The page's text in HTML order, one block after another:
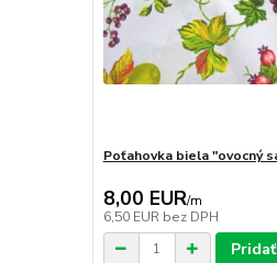
Poťahovka biela "ovocný
8,00 EUR/m
6,50 EUR bez DPH